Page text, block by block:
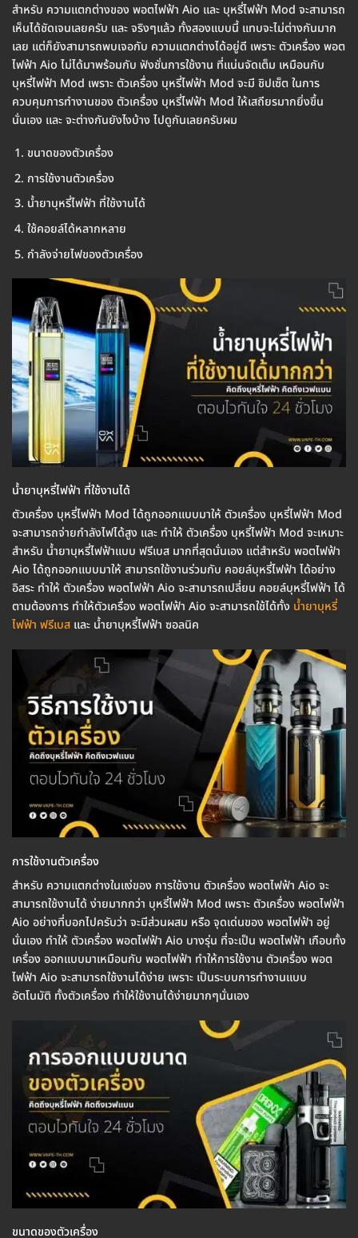
สำหรับ ความแตกต่างของ พอตไฟฟ้า Aio และ บุหรี่ไฟฟ้า Mod จะสามารถ
เห็นได้ชัดเจนเลยครับ และ จริงๆแล้ว ทั้งสองแบบนี้ แทบจะไม่ต่างกันมาก
เลย แต่ก็ยังสามารถพบเจอกับ ความแตกต่างได้อยู่ดี เพราะ ตัวเครื่อง พอต
ไฟฟ้า Aio ไม่ได้มาพร้อมกับ ฟังชั่นการใช้งาน ที่แน่นจัดเต็ม เหมือนกับ
บุหรี่ไฟฟ้า Mod เพราะ ตัวเครื่อง บุหรี่ไฟฟ้า Mod จะมี ชิปเซ็ต ในการ
ควบคุมการทำงานของ ตัวเครื่อง บุหรี่ไฟฟ้า Mod ให้เสถียรมากยิ่งขึ้น
นั่นเอง และ จะต่างกันยังไงบ้าง ไปดูกันเลยครับผม
ขนาดของตัวเครื่อง
การใช้งานตัวเครื่อง
น้ำยาบุหรี่ไฟฟ้า ที่ใช้งานได้
ใช้คอยล์ได้หลากหลาย
กำลังจ่ายไฟของตัวเครื่อง
น้ำยาบุหรี่ไฟฟ้า ที่ใช้งานได้
ตัวเครื่อง บุหรี่ไฟฟ้า Mod ได้ถูกออกแบบมาให้ ตัวเครื่อง บุหรี่ไฟฟ้า Mod
จะสามารถจ่ายกำลังไฟได้สูง และ ทำให้ ตัวเครื่อง บุหรี่ไฟฟ้า Mod จะเหมาะ
สำหรับ น้ำยาบุหรี่ไฟฟ้าแบบ ฟรีเบส มากที่สุดนั่นเอง แต่สำหรับ พอตไฟฟ้า
Aio ได้ถูกออกแบบมาให้ สามารถใช้งานร่วมกับ คอยล์บุหรี่ไฟฟ้า ได้อย่าง
อิสระ ทำให้ ตัวเครื่อง พอตไฟฟ้า Aio จะสามารถเปลี่ยน คอยล์บุหรี่ไฟฟ้า ได้
ตามต้องการ ทำให้ตัวเครื่อง พอตไฟฟ้า Aio จะสามารถใช้ได้ทั้ง น้ำยาบุหรี่
ไฟฟ้า ฟรีเบส และ น้ำยาบุหรี่ไฟฟ้า ซอลนิค
การใช้งานตัวเครื่อง
สำหรับ ความแตกต่างในแง่ของ การใช้งาน ตัวเครื่อง พอตไฟฟ้า Aio จะ
สามารถใช้งานได้ ง่ายมากกว่า บุหรี่ไฟฟ้า Mod เพราะ ตัวเครื่อง พอตไฟฟ้า
Aio อย่างที่บอกไปครับว่า จะมีส่วนผสม หรือ จุดเด่นของ พอตไฟฟ้า อยู่
นั่นเอง ทำให้ ตัวเครื่อง พอตไฟฟ้า Aio บางรุ่น ที่จะเป็น พอตไฟฟ้า เกือบทั้ง
เครื่อง ออกแบบมาเหมือนกับ พอตไฟฟ้า ทำให้การใช้งาน ตัวเครื่อง พอต
ไฟฟ้า Aio จะสามารถใช้งานได้ง่าย เพราะ เป็นระบบการทำงานแบบ
อัตโนมัติ ทั้งตัวเครื่อง ทำให้ใช้งานได้ง่ายมากๆนั่นเอง
ขนาดของตัวเครื่อง